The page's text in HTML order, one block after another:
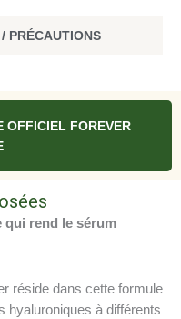
PRÉCAUTIONS
OFFICIEL FOREVER
qui rend le sérum
réside dans cette formule
hyaluroniques à différents